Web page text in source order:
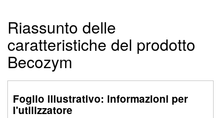
Riassunto delle
caratteristiche del prodotto
Becozym
Foglio illustrativo: informazioni per
I'utilizzatore